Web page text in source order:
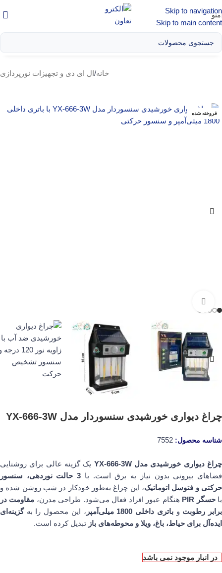
Skip to navigation
Skip to main content
منو
خانه/ال‌ ای‌ دی و تجهیزات نورپردازی
فروخته شده
چراغ دیواری خورشیدی سنسوردار مدل YX-666-3W
شناسه محصول: 7552
چراغ دیواری خورشیدی مدل YX-666-3W
یک گزینه عالی برای روشنایی
فضاهای بیرونی بدون نیاز به برق است. با
3 حالت نوردهی، سنسور
حرکتی و فتوسل اتوماتیک، این چراغ به‌طور خودکار در شب روشن شده و
باحسگر PIR هنگام عبور افراد فعال می‌شود. طراحی مدرن، مقاومت در
برابر رطوبت وباتری داخلی 1800 میلی‌آمپر ، این محصول را بهگزینه‌ای
ایده‌آل برای حیاط، باغ، ویلا و محوطه‌های باز تبدیل کرده است.
در انبار موجود نمی باشد